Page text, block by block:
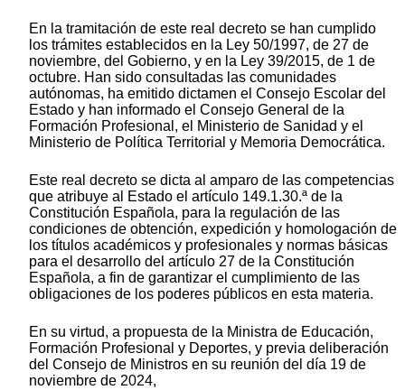
En la tramitación de este real decreto se han cumplido
los trámites establecidos en la Ley 50/1997, de 27 de
noviembre, del Gobierno, y en la Ley 39/2015, de 1 de
octubre. Han sido consultadas las comunidades
autónomas, ha emitido dictamen el Consejo Escolar del
Estado y han informado el Consejo General de la
Formación Profesional, el Ministerio de Sanidad y el
Ministerio de Política Territorial y Memoria Democrática.
Este real decreto se dicta al amparo de las competencias
que atribuye al Estado el artículo 149.1.30.ª de la
Constitución Española, para la regulación de las
condiciones de obtención, expedición y homologación de
los títulos académicos y profesionales y normas básicas
para el desarrollo del artículo 27 de la Constitución
Española, a fin de garantizar el cumplimiento de las
obligaciones de los poderes públicos en esta materia.
En su virtud, a propuesta de la Ministra de Educación,
Formación Profesional y Deportes, y previa deliberación
del Consejo de Ministros en su reunión del día 19 de
noviembre de 2024,